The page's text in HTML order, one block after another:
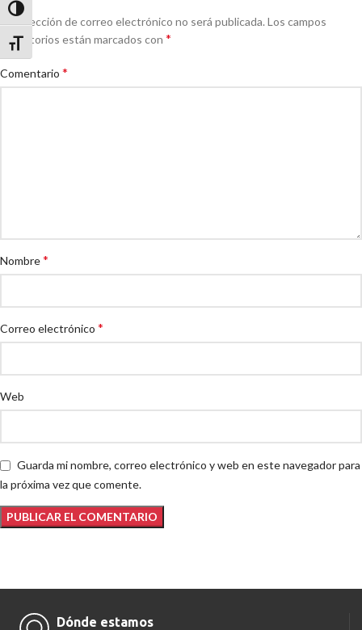
Alternar alto contraste
Alternar tamaño de letra
Tu dirección de correo electrónico no será publicada. Los campos
obligatorios están marcados con *
Comentario *
Nombre*
Correo electrónico *
Web
Guarda mi nombre, correo electrónico y web en este navegador para
la próxima vez que comente.
Dónde estamos